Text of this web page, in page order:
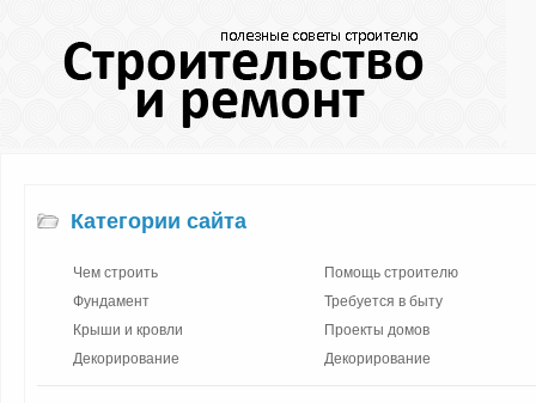
Категории сайта
Чем строить
Фундамент
Крыши и кровли
Декорирование
Помощь строителю
Требуется в быту
Проекты домов
Декорирование